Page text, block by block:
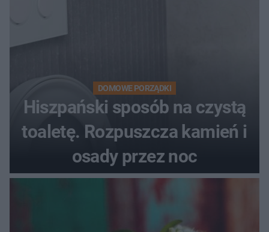
DOMOWE PORZĄDKI
Hiszpański sposób na czystą
toaletę. Rozpuszcza kamień i
osady przez noc